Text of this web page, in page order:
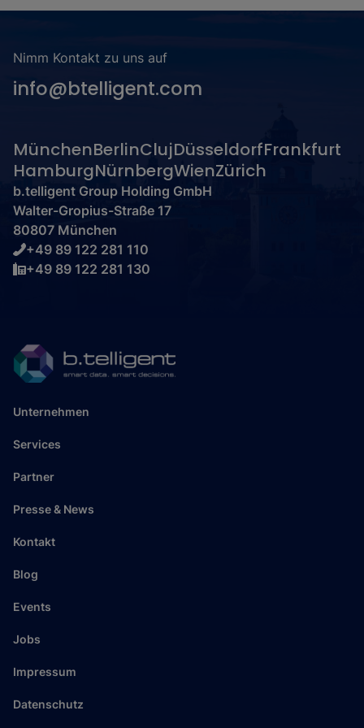
Nimm Kontakt zu uns auf
info@btelligent.com
MünchenBerlinClujDüsseldorfFrankfurt
HamburgNürnbergWienZürich
b.telligent Group Holding GmbH
Walter-Gropius-Straße 17
80807 München
+49 89 122 281 110
+49 89 122 281 130
Unternehmen
Services
Partner
Presse & News
Kontakt
Blog
Events
Jobs
Impressum
Datenschutz